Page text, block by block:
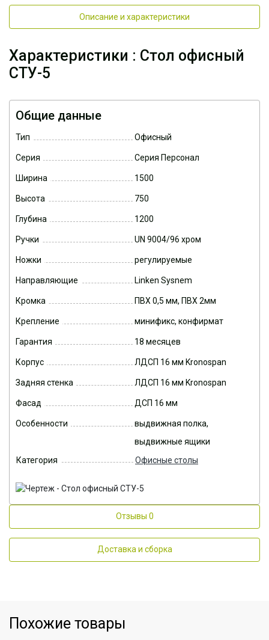
Описание и характеристики
Характеристики : Стол офисный
СТУ-5
Общие данные
Тип Офисный
Серия Серия Персонал
Ширина 1500
Высота 750
Глубина 1200
Ручки UN 9004/96 хром
Ножки регулируемые
Направляющие Linken Sysnem
Кромка ПВХ 0,5 мм, ПВХ 2мм
Крепление минификс, конфирмат
Гарантия 18 месяцев
Корпус ЛДСП 16 мм Kronospan
Задняя стенка ЛДСП 16 мм Kronospan
Фасад ДСП 16 мм
Особенности
выдвижная полка,
выдвижные ящики
Категория
Офисные столы
Отзывы 0
Доставка и сборка
Похожие товары